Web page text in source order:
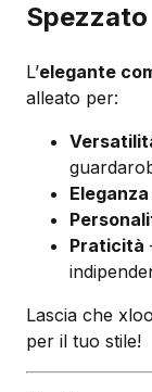
Spezzato
L’elegante
alleato per:
Eleganza
Praticità
Lascia che
per il tuo stile!